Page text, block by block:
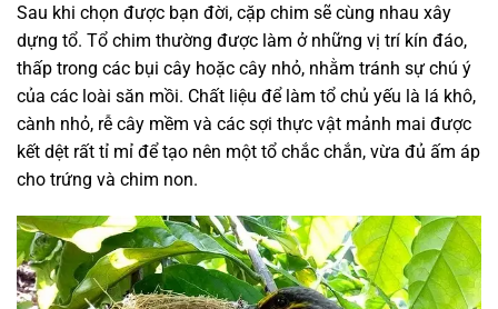
Sau khi chọn được bạn đời, cặp chim sẽ cùng nhau xây
dựng tổ. Tổ chim thường được làm ở những vị trí kín đáo,
thấp trong các bụi cây hoặc cây nhỏ, nhằm tránh sự chú ý
của các loài săn mồi. Chất liệu để làm tổ chủ yếu là lá khô,
cành nhỏ, rễ cây mềm và các sợi thực vật mảnh mai được
kết dệt rất tỉ mỉ để tạo nên một tổ chắc chắn, vừa đủ ấm áp
cho trứng và chim non.